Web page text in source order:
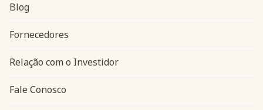
Navegação do rodapé
Blog
Fornecedores
Relação com o Investidor
Fale Conosco